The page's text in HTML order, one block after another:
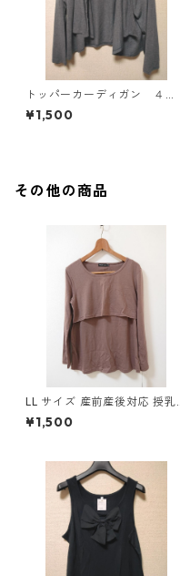
トッパーカーディガン ４
Ｌ グレー KAE-4814
¥1,500
その他の商品
LL サイズ 産前産後対応 授乳
口付き 長袖シャツ マタニティ
チャコールグレー ◆KIY-1304
¥1,500